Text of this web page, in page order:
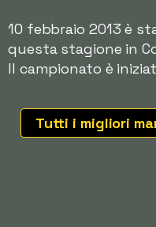
10 febbraio 2013 è
questa stagione in
Il campionato è